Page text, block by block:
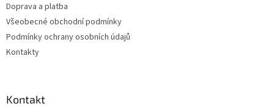
Doprava a platba
Všeobecné obchodní podmínky
Podmínky ochrany osobních údajů
Kontakty
Kontakt